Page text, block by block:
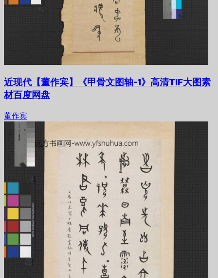
近现代【董作宾】《甲骨文图轴-1》高清TIF大图素
材百度网盘
董作宾